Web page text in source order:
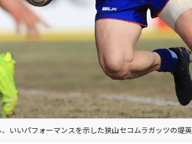
いいパフォーマンスを示した狭山セコムラガッツの堤